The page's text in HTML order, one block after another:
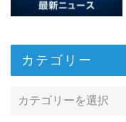
カテゴリー